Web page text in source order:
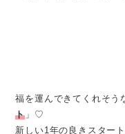
福を運んできてくれそう
ト 」♡
新しい1年の良きスター